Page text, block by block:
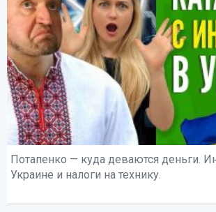
Потапенко — куда деваются деньги.
Украине и налоги на технику.